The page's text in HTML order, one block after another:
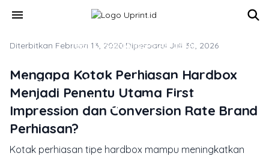
menu
TREN DESAIN & INSPIRASI CETAK
Inspirasi Desain Kotak Perhiasan
Hardbox: Solusi Cetak Top Bottom
Custom dengan Desain Custom
Diterbitkan Februari 13, 2020·Diperbarui Juli 30, 2026
Mengapa Kotak Perhiasan Hardbox
Menjadi Penentu Utama First
Impression dan Conversion Rate Brand
Perhiasan?
Kotak perhiasan tipe hardbox mampu meningkatkan